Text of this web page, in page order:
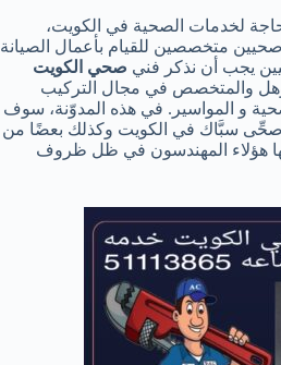
لخدمات الصحية في الكويت،
صحيين متخصصين للقيام بأعمال الصيانة
يجب أن نذكر فني صحي الكويت
والمتخصص في مجال التركيب
و المواسير. في هذه المدوّنة، سوف
سبَّاك في الكويت وكذلك بعضًا من
بها هؤلاء المهندسون في ظل ظروف